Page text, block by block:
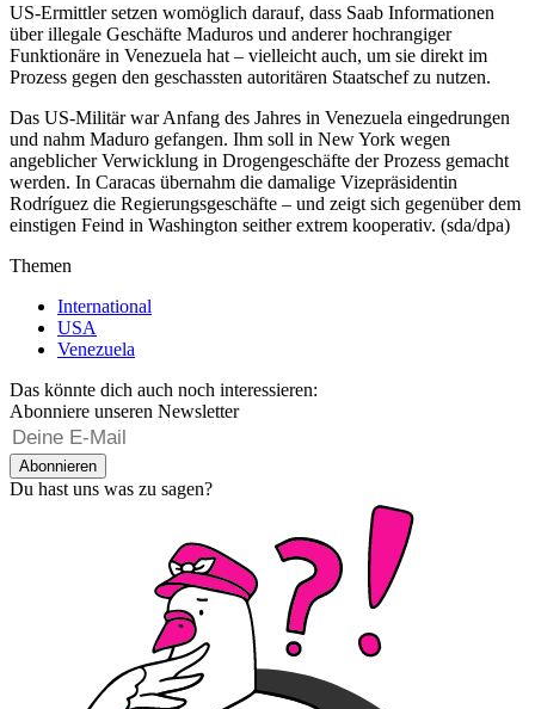
US-Ermittler setzen womöglich darauf, dass Saab Informationen
über illegale Geschäfte Maduros und anderer hochrangiger
Funktionäre in Venezuela hat – vielleicht auch, um sie direkt im
Prozess gegen den geschassten autoritären Staatschef zu nutzen.
Das US-Militär war Anfang des Jahres in Venezuela eingedrungen
und nahm Maduro gefangen. Ihm soll in New York wegen
angeblicher Verwicklung in Drogengeschäfte der Prozess gemacht
werden. In Caracas übernahm die damalige Vizepräsidentin
Rodríguez die Regierungsgeschäfte – und zeigt sich gegenüber dem
einstigen Feind in Washington seither extrem kooperativ. (sda/dpa)
Themen
International
USA
Venezuela
Das könnte dich auch noch interessieren:
Abonniere unseren Newsletter
Abonnieren
Du hast uns was zu sagen?